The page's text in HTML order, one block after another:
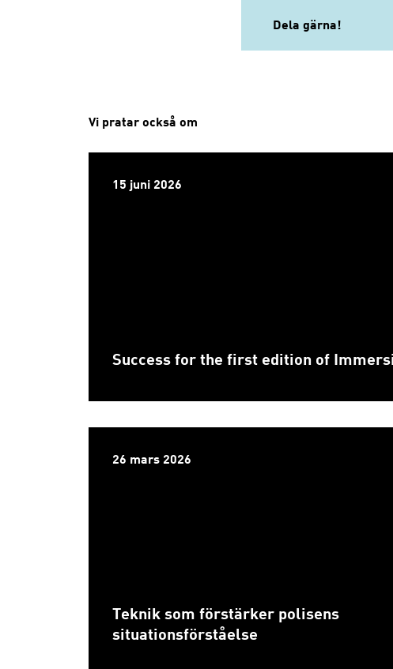
Dela gärna!
Vi pratar också om
15 juni 2026
Success for the first edition of
26 mars 2026
Teknik som förstärker polisens
situationsförståelse